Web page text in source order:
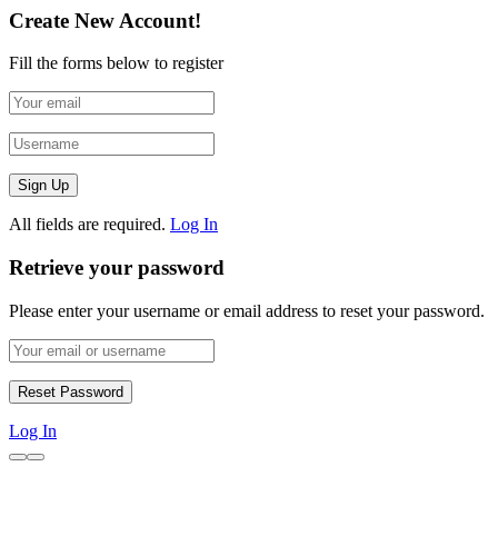
Create New Account!
Fill the forms below to register
All fields are required. Log In
Retrieve your password
Please enter your username or email address to reset your password.
Log In